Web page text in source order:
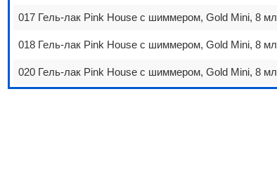
017 Гель-лак Pink House с шиммером, Gold Mini, 8 мл
018 Гель-лак Pink House с шиммером, Gold Mini, 8 мл
020 Гель-лак Pink House с шиммером, Gold Mini, 8 мл